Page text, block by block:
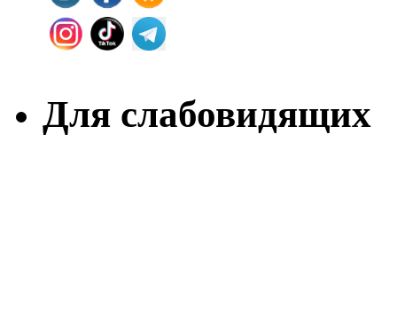
Для слабовидящих